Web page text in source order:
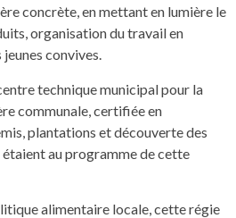
concrète, en mettant en lumière le
organisation du travail en
convives.
technique municipal pour la
communale, certifiée en
plantations et découverte des
au programme de cette
alimentaire locale, cette régie